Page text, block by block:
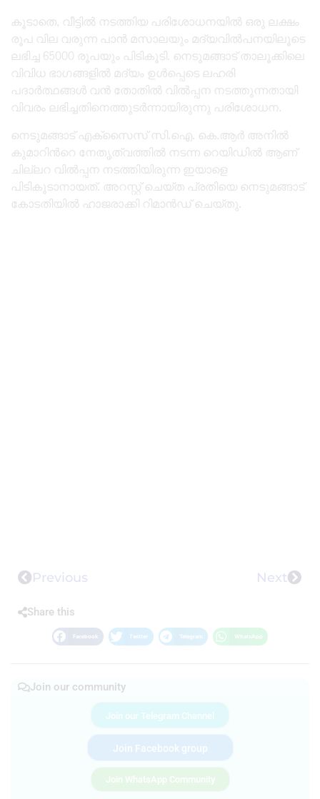
കൂടാതെ, വീട്ടില്‍ നടത്തിയ പരിശോധനയില്‍‌ ഒരു ലക്ഷം
രൂപ വില വരുന്ന പാൻ മസാലയും മദ്യവില്‍പനയിലൂടെ
ലഭിച്ച 65000 രൂപയും പിടികൂടി. നെടുമങ്ങാട് താലൂക്കിലെ
വിവിധ ഭാഗങ്ങളില്‍ മദ്യം ഉള്‍പ്പെടെ ലഹരി
പദാർത്ഥങ്ങള്‍ വൻ തോതില്‍ വില്‍പ്പന നടത്തുന്നതായി
വിവരം ലഭിച്ചതിനെത്തുടർന്നായിരുന്നു പരിശോധന.
നെടുമങ്ങാട് എക്സൈസ് സി.ഐ. കെ.ആർ അനില്‍
കുമാറിന്‍റെ നേതൃത്വത്തില്‍ നടന്ന റെയിഡില്‍ ആണ്
ചില്ലറ വില്‍പ്പന നടത്തിയിരുന്ന ഇയാളെ
പിടികൂടാനായത്. അറസ്റ്റ് ചെയ്ത പ്രതിയെ നെടുമങ്ങാട്
കോടതിയില്‍ ഹാജരാക്കി റിമാൻഡ് ചെയ്തു.
Previous Next
Share this
Facebook Twitter Telegram WhatsApp
Join our community
Join our Telegram Channel
Join Facebook group
Join WhatsApp Community